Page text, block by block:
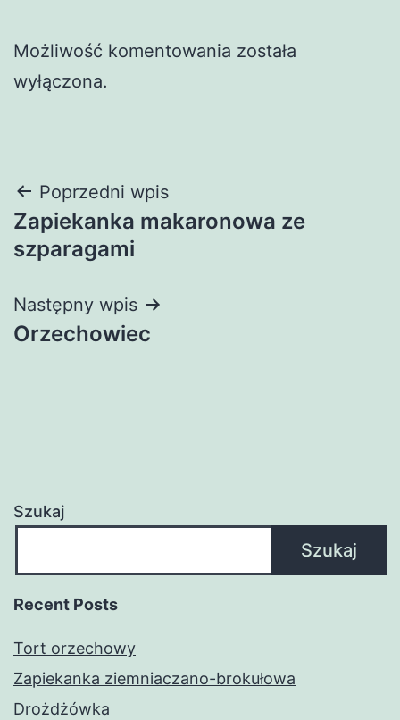
Możliwość komentowania została
wyłączona.
Nawigacja
wpisu
Poprzedni wpis
Zapiekanka makaronowa ze
szparagami
Następny wpis
Orzechowiec
Szukaj
Szukaj
Recent Posts
Tort orzechowy
Zapiekanka ziemniaczano-brokułowa
Drożdżówka